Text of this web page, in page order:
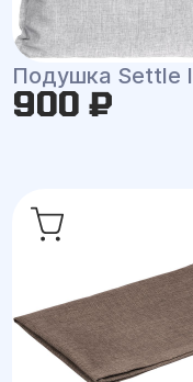
Подушка Settle
900 ₽